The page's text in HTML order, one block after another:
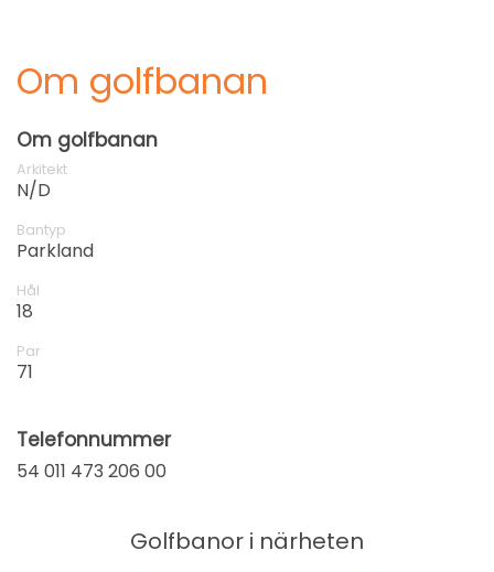
Om golfbanan
Om golfbanan
Arkitekt
N/D
Bantyp
Parkland
Hål
18
Par
71
Telefonnummer
54 011 473 206 00
Golfbanor i närheten